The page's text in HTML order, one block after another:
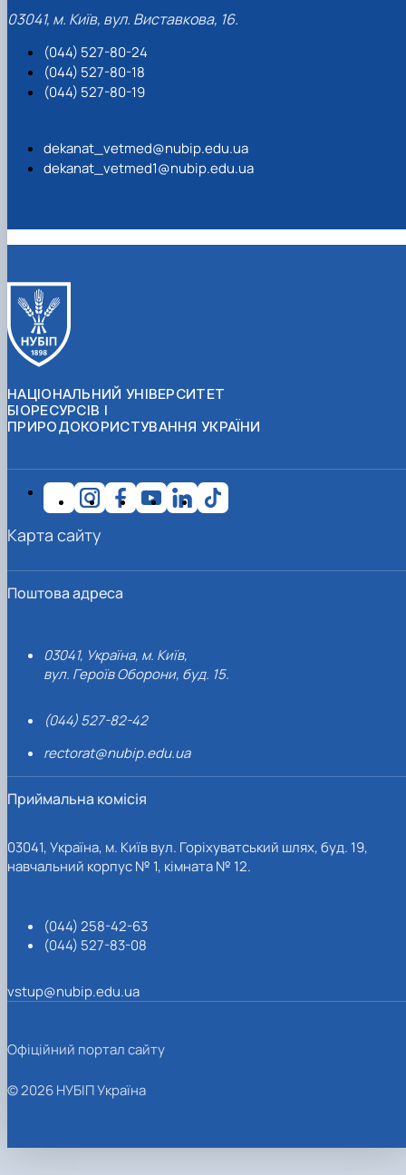
03041, м. Київ, вул. Виставкова, 16.
(044) 527-80-24
(044) 527-80-18
(044) 527-80-19
dekanat_vetmed@nubip.edu.ua
dekanat_vetmed1@nubip.edu.ua
НАЦІОНАЛЬНИЙ УНІВЕРСИТЕТ
БІОРЕСУРСІВ І
ПРИРОДОКОРИСТУВАННЯ УКРАЇНИ
Поштова адреса
03041, Україна, м. Київ,
вул. Героїв Оборони, буд. 15.
(044) 527-82-42
rectorat@nubip.edu.ua
Приймальна комісія
03041, Україна, м. Київ вул. Горіхуватський шлях, буд. 19,
навчальний корпус № 1, кімната № 12.
(044) 258-42-63
(044) 527-83-08
vstup@nubip.edu.ua
Карта сайту
Офіційний портал сайту
© 2026 НУБІП Україна